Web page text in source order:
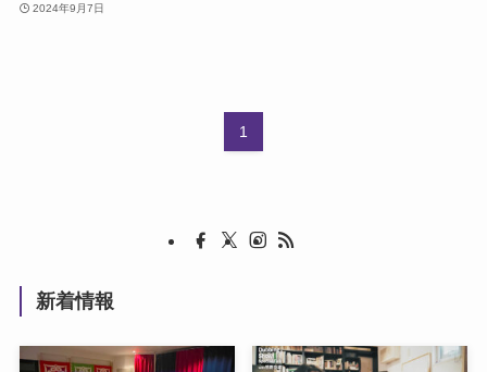
2024年9月7日
1
新着情報